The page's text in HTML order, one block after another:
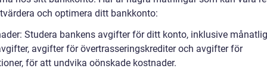
och optimera ditt bankkonto:
Studera bankens avgifter för ditt konto, inklusive
avgifter för övertrasseringskrediter och avgifter för
för att undvika oönskade kostnader.